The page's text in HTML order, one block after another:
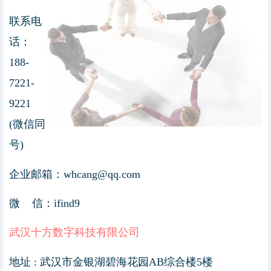
联系电
话：
188-
7221-
9221
(微信同
号)
企业邮箱：whcang@qq.com
微 信：ifind9
武汉十方数字科技有限公司
地址 : 武汉市金银湖碧海花园AB综合楼5楼